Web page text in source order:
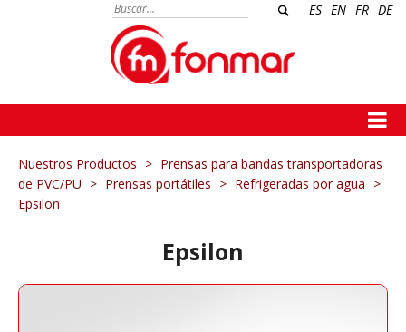
ES EN FR DE
Nuestros Productos > Prensas para bandas transportadoras
de PVC/PU > Prensas portátiles > Refrigeradas por agua >
Epsilon
Epsilon